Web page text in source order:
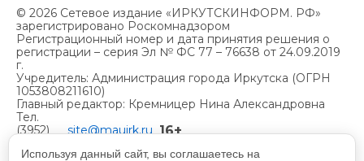
© 2026 Сетевое издание «ИРКУТСКИНФОРМ. РФ»
зарегистрировано Роскомнадзором
Регистрационный номер и дата принятия решения о
регистрации – серия Эл № ФС 77 – 76638 от 24.09.2019
г.
Учредитель: Администрация города Иркутска (ОГРН
1053808211610)
Главный редактор: Кремницер Нина Александровна
Тел.
(3952)
site@mauirk.ru 16+
Используя данный сайт, вы соглашаетесь на